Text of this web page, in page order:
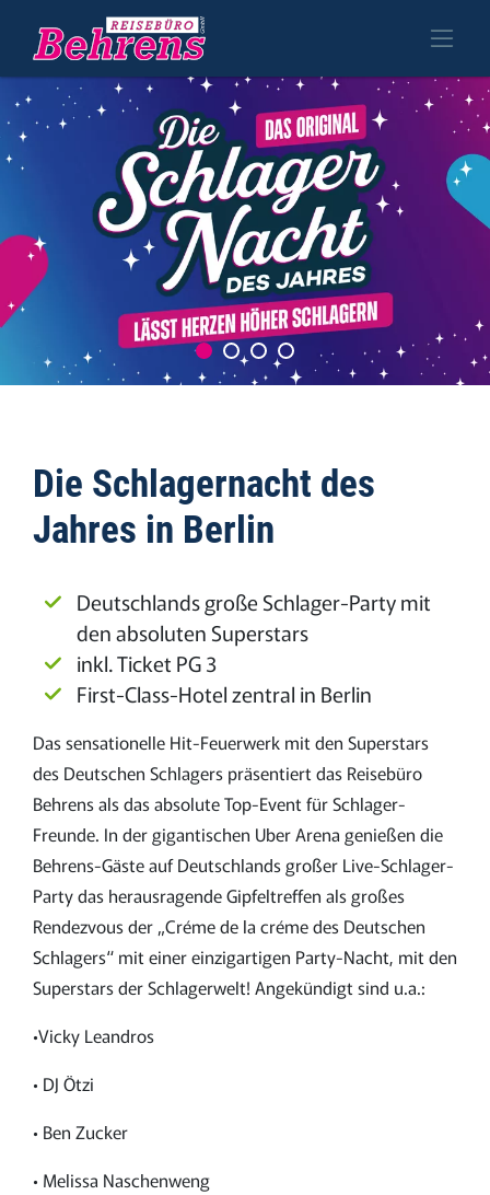
Die Schlagernacht des
Jahres in Berlin
Deutschlands große Schlager-Party mit
den absoluten Superstars
inkl. Ticket PG 3
First-Class-Hotel zentral in Berlin
Das sensationelle Hit-Feuerwerk mit den Superstars
des Deutschen Schlagers präsentiert das Reisebüro
Behrens als das absolute Top-Event für Schlager-
Freunde. In der gigantischen Uber Arena genießen die
Behrens-Gäste auf Deutschlands großer Live-Schlager-
Party das herausragende Gipfeltreffen als großes
Rendezvous der „Créme de la créme des Deutschen
Schlagers“ mit einer einzigartigen Party-Nacht, mit den
Superstars der Schlagerwelt! Angekündigt sind u.a.:
•Vicky Leandros
• DJ Ötzi
• Ben Zucker
• Melissa Naschenweng